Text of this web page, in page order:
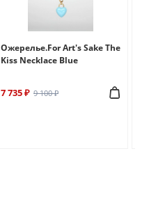
Ожерелье.For Art's Sake The
Kiss Necklace Blue
7 735 ₽ 9 100 ₽